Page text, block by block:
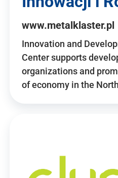
www.metalklaster.pl
Innovation and
Center supports
organizations and
of economy in the